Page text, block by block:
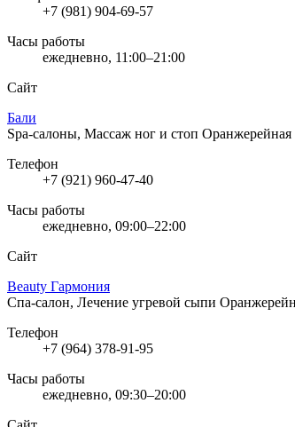
+7 (981) 904-69-57
Часы работы
ежедневно, 11:00–21:00
Сайт
Бали
Spa-салоны, Массаж ног и стоп
Телефон
+7 (921) 960-47-40
Часы работы
ежедневно, 09:00–22:00
Сайт
Beauty Гармония
Спа-салон, Лечение угревой сыпи
Телефон
+7 (964) 378-91-95
Часы работы
ежедневно, 09:30–20:00